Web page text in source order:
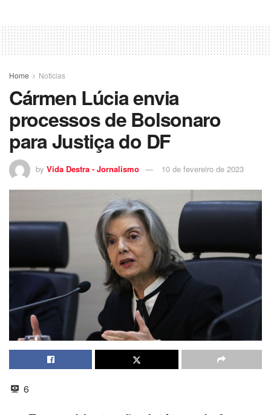
Home Noticias
Cármen Lúcia envia
processos de Bolsonaro
para Justiça do DF
by Vida Destra - Jornalismo 10 de fevereiro de 2023
6